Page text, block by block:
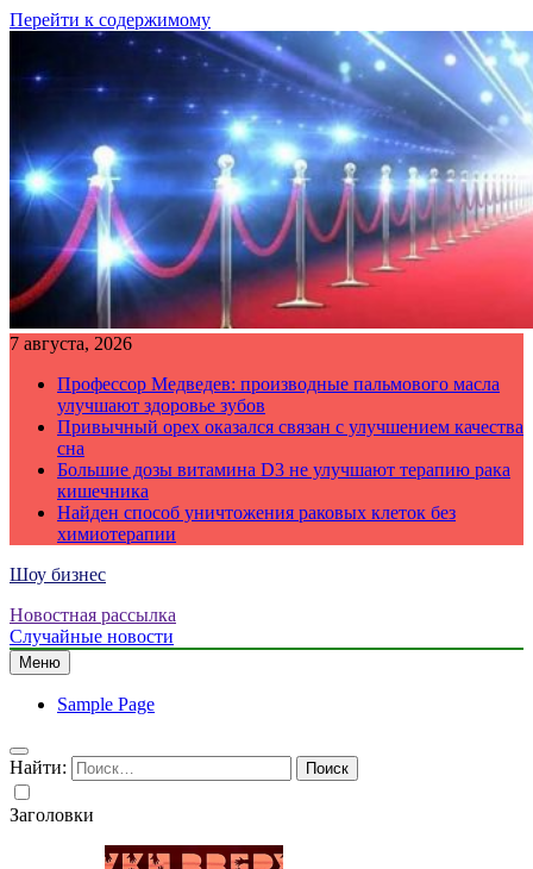
Перейти к содержимому
7 августа, 2026
Профессор Медведев: производные пальмового масла
улучшают здоровье зубов
Привычный орех оказался связан с улучшением качества
сна
Большие дозы витамина D3 не улучшают терапию рака
кишечника
Найден способ уничтожения раковых клеток без
химиотерапии
Шоу бизнес
Новостная рассылка
Случайные новости
Меню
Sample Page
Найти:
Заголовки